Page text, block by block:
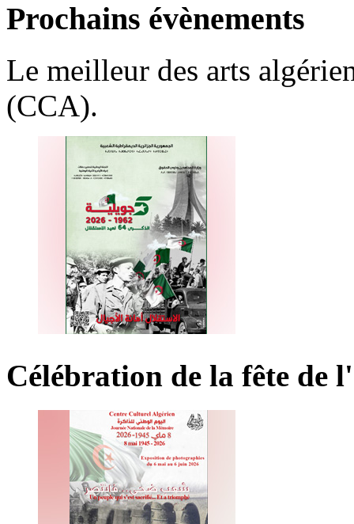
Prochains évènements
Le meilleur des arts
(CCA).
Célébration de la fête de